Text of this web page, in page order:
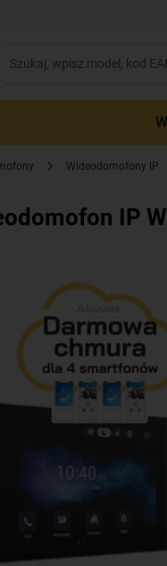
Wideodomofony IP
IP